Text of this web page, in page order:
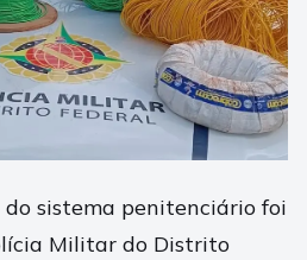
sistema penitenciário foi
Militar do Distrito